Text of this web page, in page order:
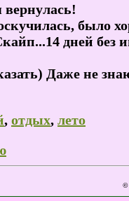
было
дней без
Даже не
, отдых, лето
©